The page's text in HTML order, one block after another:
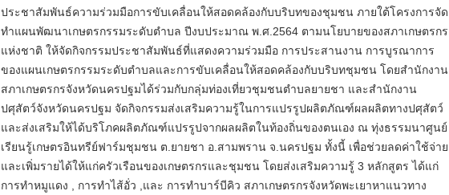
ประชาสัมพันธ์ความร่วมมือการขับเคลื่อนให้สอดคล้องกับบริบทของชุมชน ภายใต้โครงการจัด
ทำแผนพัฒนาเกษตรกรรมระดับตำบล ปีงบประมาณ พ.ศ.2564 ตามนโยบายของสภาเกษตรกร
แห่งชาติ ให้จัดกิจกรรมประชาสัมพันธ์ที่แสดงความร่วมมือ การประสานงาน การบูรณาการ
ของแผนเกษตรกรรมระดับตำบลและการขับเคลื่อนให้สอดคล้องกับบริบทชุมชน โดยสำนักงาน
สภาเกษตรกรจังหวัดนครปฐมได้ร่วมกับกลุ่มท่องเที่ยวชุมชนตำบลยายชา และสำนักงาน
ปศุสัตว์จังหวัดนครปฐม จัดกิจกรรมส่งเสริมความรู้ในการแปรรูปผลิตภัณฑ์ผลผลิตทางปศุสัตว์
และส่งเสริมให้ได้บริโภคผลิตภัณฑ์แปรรูปจากผลผลิตในท้องถิ่นของตนเอง ณ ทุ่งธรรมนาศูนย์
เรียนรู้เกษตรอินทรีย์ฟาร์มชุมชน ต.ยายชา อ.สามพราน จ.นครปฐม ทั้งนี้ เพื่อช่วยลดค่าใช้จ่าย
และเพิ่มรายได้ให้แก่ครัวเรือนของเกษตรกรและชุมชน โดยส่งเสริมความรู้ 3 หลักสูตร ได้แก่
การทำหมูแดง , การทำไส้อั่ว ,และ การทำบาร์บีคิว สภาเกษตรกรจังหวัดพะเยาหาแนวทาง